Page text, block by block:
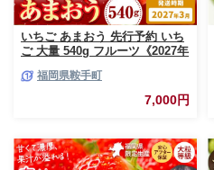
いちご あまおう 先行予約 いち
ご 大量 540g フルーツ《2027年
だもの 果物 福岡県 鞍手町【配
福岡県鞍手町
7,000円